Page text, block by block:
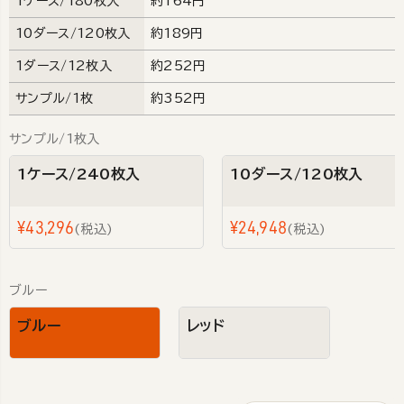
10ダース/120枚入 約189円
1ダース/12枚入 約252円
サンプル/1枚 約352円
サンプル/1枚入
1ケース/240枚入
¥43,296 税込
10ダース/120枚入
¥24,948 税込
ブルー
ブルー レッド